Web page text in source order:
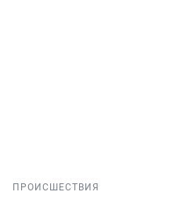
ПРОИСШЕСТВИЯ